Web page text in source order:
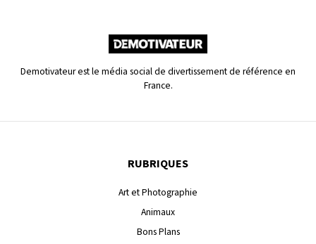
Demotivateur est le média social de divertissement de référence en
France.
RUBRIQUES
Art et Photographie
Animaux
Bons Plans